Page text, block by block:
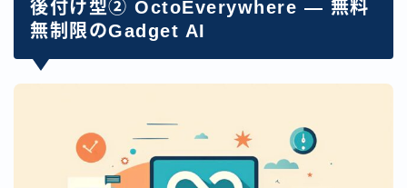
後付け型② OctoEverywhere — 無料
無制限のGadget AI